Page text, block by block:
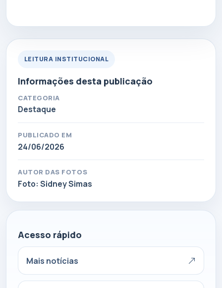
LEITURA INSTITUCIONAL
Informações desta publicação
CATEGORIA
Destaque
PUBLICADO EM
24/06/2026
AUTOR DAS FOTOS
Foto: Sidney Simas
Acesso rápido
Mais notícias